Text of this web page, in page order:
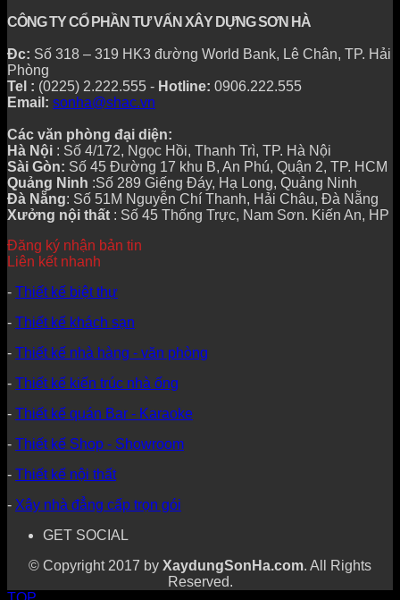
CÔNG TY CỔ PHẦN TƯ VẤN XÂY DỰNG SƠN HÀ
Đc: Số 318 – 319 HK3 đường World Bank, Lê Chân, TP. Hải
Phòng
Tel : (0225) 2.222.555 - Hotline: 0906.222.555
Email: sonha@shac.vn
Các văn phòng đại diện:
Hà Nội : Số 4/172, Ngọc Hồi, Thanh Trì, TP. Hà Nội
Sài Gòn: Số 45 Đường 17 khu B, An Phú, Quận 2, TP. HCM
Quảng Ninh :Số 289 Giếng Đáy, Hạ Long, Quảng Ninh
Đà Nẵng: Số 51M Nguyễn Chí Thanh, Hải Châu, Đà Nẵng
Xưởng nội thất : Số 45 Thống Trực, Nam Sơn. Kiến An, HP
Đăng ký nhận bản tin
Liên kết nhanh
- Thiết kế biệt thự
- Thiết kế khách sạn
- Thiết kế nhà hàng - văn phòng
- Thiết kế kiến trúc nhà ống
- Thiết kế quán Bar - Karaoke
- Thiết kế Shop - Showroom
- Thiết kế nội thất
- Xây nhà đẳng cấp trọn gói
GET SOCIAL
© Copyright 2017 by XaydungSonHa.com. All Rights
Reserved.